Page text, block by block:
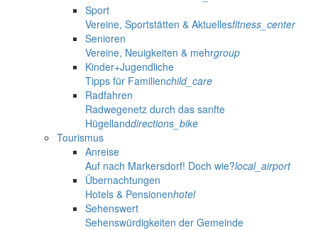
Sport
Vereine, Sportstätten & Aktuellesfitness_center
Senioren
Vereine, Neuigkeiten & mehrgroup
Kinder+Jugendliche
Tipps für Familienchild_care
Radfahren
Radwegenetz durch das sanfte
Hügellanddirections_bike
Tourismus
Anreise
Auf nach Markersdorf! Doch wie?local_airport
Übernachtungen
Hotels & Pensionenhotel
Sehenswert
Sehenswürdigkeiten der Gemeinde